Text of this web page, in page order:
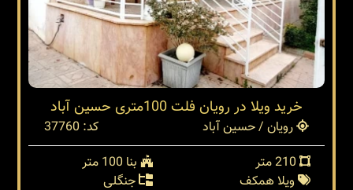
خرید ویلا در رویان فلت 100متری حسین آباد
رویان / حسین آباد
کد: 37760
بنا 100 متر
ویلا همکف
جنگلی